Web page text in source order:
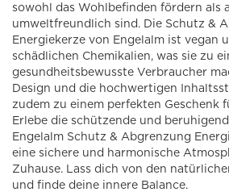
sowohl das Wohlbefinden fördern als
umweltfreundlich sind. Die Schutz &
Energiekerze von Engelalm ist vegan
schädlichen Chemikalien, was sie zu
gesundheitsbewusste Verbraucher
Design und die hochwertigen
zudem zu einem perfekten Geschenk
Erlebe die schützende und
Engelalm Schutz & Abgrenzung
eine sichere und harmonische
Zuhause. Lass dich von den
und finde deine innere Balance.